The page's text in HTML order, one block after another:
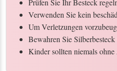
Prüfen Sie Ihr Besteck
Verwenden Sie kein
Um Verletzungen
Bewahren Sie
Kinder sollten niemals